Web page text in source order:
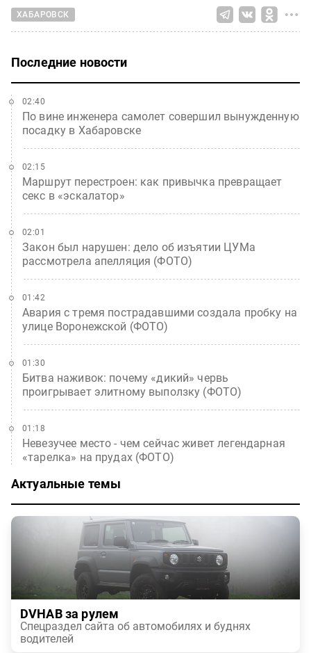
ХАБАРОВСК
Последние новости
По вине инженера самолет совершил вынужденную
посадку в Хабаровске
02:40
Маршрут перестроен: как привычка превращает
секс в «эскалатор»
02:15
Закон был нарушен: дело об изъятии ЦУМа
рассмотрела апелляция (ФОТО)
02:01
Авария с тремя пострадавшими создала пробку на
улице Воронежской (ФОТО)
01:42
Битва наживок: почему «дикий» червь
проигрывает элитному выползку (ФОТО)
01:30
Невезучее место - чем сейчас живет легендарная
«тарелка» на прудах (ФОТО)
01:18
Актуальные темы
DVHAB за рулем
Спецраздел сайта об автомобилях и буднях
водителей